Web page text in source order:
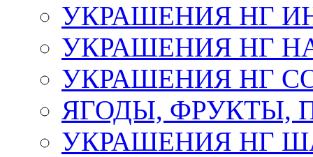
УКРАШЕНИЯ НГ
УКРАШЕНИЯ НГ
УКРАШЕНИЯ НГ
ЯГОДЫ, ФРУКТЫ,
УКРАШЕНИЯ НГ